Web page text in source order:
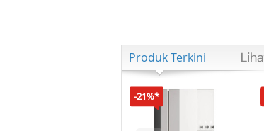
Produk Terkini
-21%*